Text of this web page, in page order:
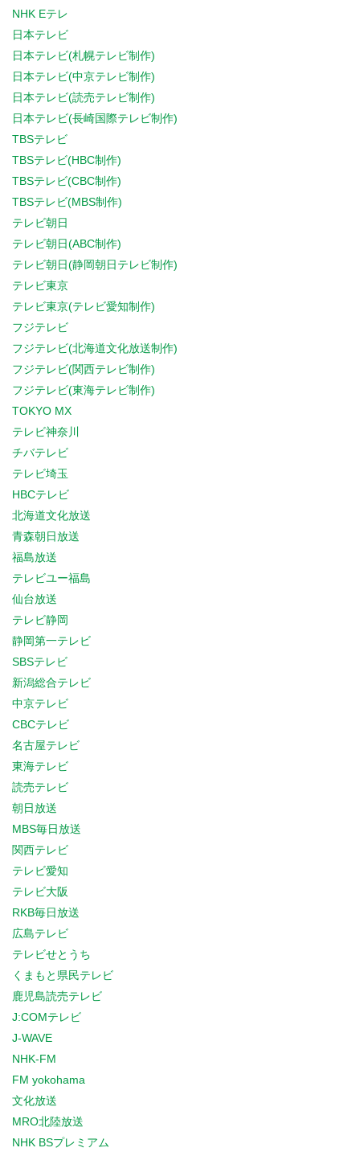
NHK Eテレ
日本テレビ
日本テレビ(札幌テレビ制作)
日本テレビ(中京テレビ制作)
日本テレビ(読売テレビ制作)
日本テレビ(長崎国際テレビ制作)
TBSテレビ
TBSテレビ(HBC制作)
TBSテレビ(CBC制作)
TBSテレビ(MBS制作)
テレビ朝日
テレビ朝日(ABC制作)
テレビ朝日(静岡朝日テレビ制作)
テレビ東京
テレビ東京(テレビ愛知制作)
フジテレビ
フジテレビ(北海道文化放送制作)
フジテレビ(関西テレビ制作)
フジテレビ(東海テレビ制作)
TOKYO MX
テレビ神奈川
チバテレビ
テレビ埼玉
HBCテレビ
北海道文化放送
青森朝日放送
福島放送
テレビユー福島
仙台放送
テレビ静岡
静岡第一テレビ
SBSテレビ
新潟総合テレビ
中京テレビ
CBCテレビ
名古屋テレビ
東海テレビ
読売テレビ
朝日放送
MBS毎日放送
関西テレビ
テレビ愛知
テレビ大阪
RKB毎日放送
広島テレビ
テレビせとうち
くまもと県民テレビ
鹿児島読売テレビ
J:COMテレビ
J-WAVE
NHK-FM
FM yokohama
文化放送
MRO北陸放送
NHK BSプレミアム